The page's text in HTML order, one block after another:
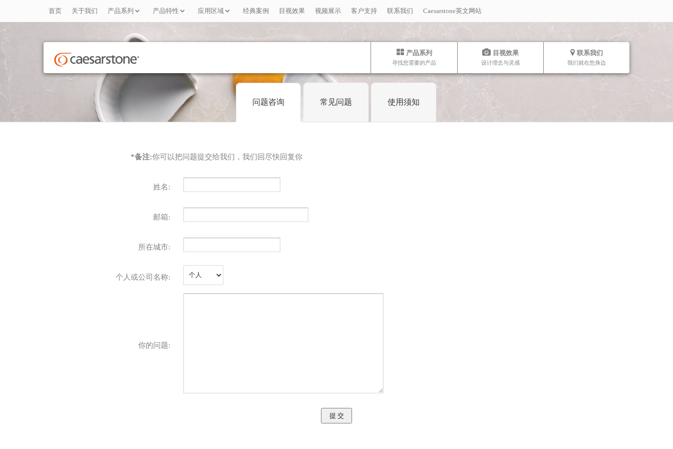
首页 关于我们 产品系列 产品特性 应用区域 经典案例 目视效果 视频展示 客户支持 联系我们 Caesarstone英文网站
产品系列
寻找您需要的产品
目视效果
设计理念与灵感
联系我们
我们就在您身边
问题咨询 常见问题 使用须知
*备注:你可以把问题提交给我们，我们回尽快回复你
姓名:
邮箱:
所在城市:
个人或公司名称:
你的问题: